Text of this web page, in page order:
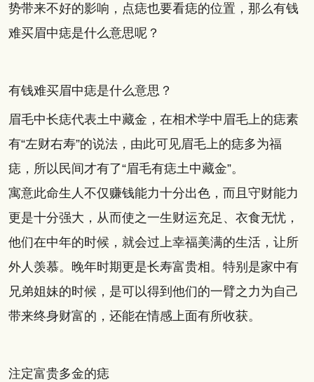
势带来不好的影响，点痣也要看痣的位置，那么有钱
难买眉中痣是什么意思呢？
有钱难买眉中痣是什么意思？
眉毛中长痣代表土中藏金，在相术学中眉毛上的痣素
有“左财右寿”的说法，由此可见眉毛上的痣多为福
痣，所以民间才有了“眉毛有痣土中藏金”。
寓意此命生人不仅赚钱能力十分出色，而且守财能力
更是十分强大，从而使之一生财运充足、衣食无忧，
他们在中年的时候，就会过上幸福美满的生活，让所
外人羡慕。晚年时期更是长寿富贵相。特别是家中有
兄弟姐妹的时候，是可以得到他们的一臂之力为自己
带来终身财富的，还能在情感上面有所收获。
注定富贵多金的痣